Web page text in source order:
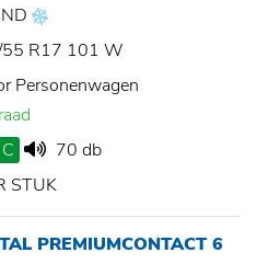
R17 101 W
Personenwagen
C
70 db
STUK
PREMIUMCONTACT 6